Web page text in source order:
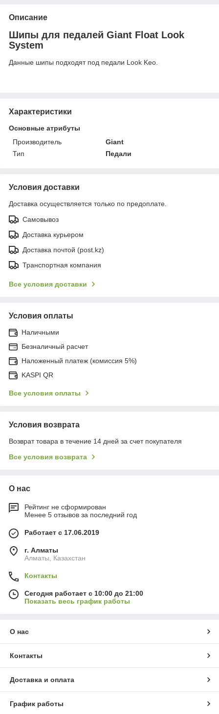
Описание
Шипы для педалей Giant Float Look
System
Данные шипы подходят под педали Look Keo.
Характеристики
Основные атрибуты
Производитель
Giant
Тип
Педали
Условия доставки
Доставка осуществляется только по предоплате.
Самовывоз
Доставка курьером
Доставка почтой (post.kz)
Транспортная компания
Все условия доставки
Условия оплаты
Наличными
Безналичный расчет
Наложенный платеж (комиссия 5%)
KASPI QR
Все условия оплаты
Условия возврата
Возврат товара в течение 14 дней за счет покупателя
Все условия возврата
О нас
Рейтинг не сформирован
Менее 5 отзывов за последний год
Работает с 17.06.2019
г. Алматы
Алматы, Казахстан
Контакты
Сегодня работает с 10:00 до 21:00
Показать весь график работы
О нас
Контакты
Доставка и оплата
График работы